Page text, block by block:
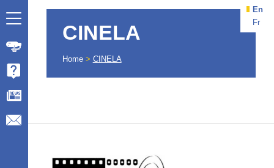
En
Fr
CINELA
Home > CINELA